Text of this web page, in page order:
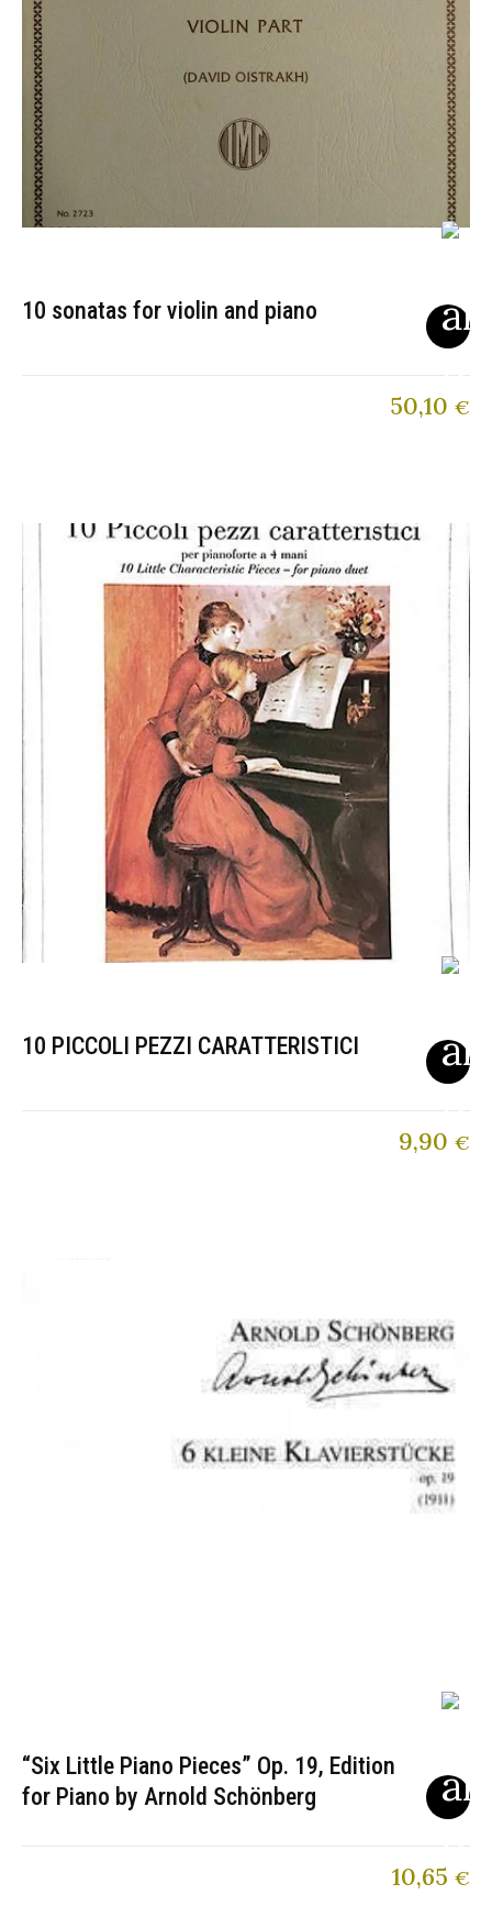
10 sonatas for violin and piano
50,10 €
10 PICCOLI PEZZI CARATTERISTICI
9,90 €
“Six Little Piano Pieces” Op. 19, Edition
for Piano by Arnold Schönberg
10,65 €